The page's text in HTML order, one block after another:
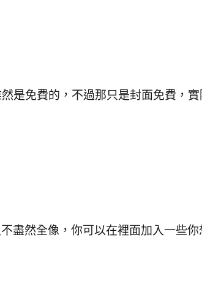
是免費的，不過那只是封面免費，
盡然全像，你可以在裡面加入一些你